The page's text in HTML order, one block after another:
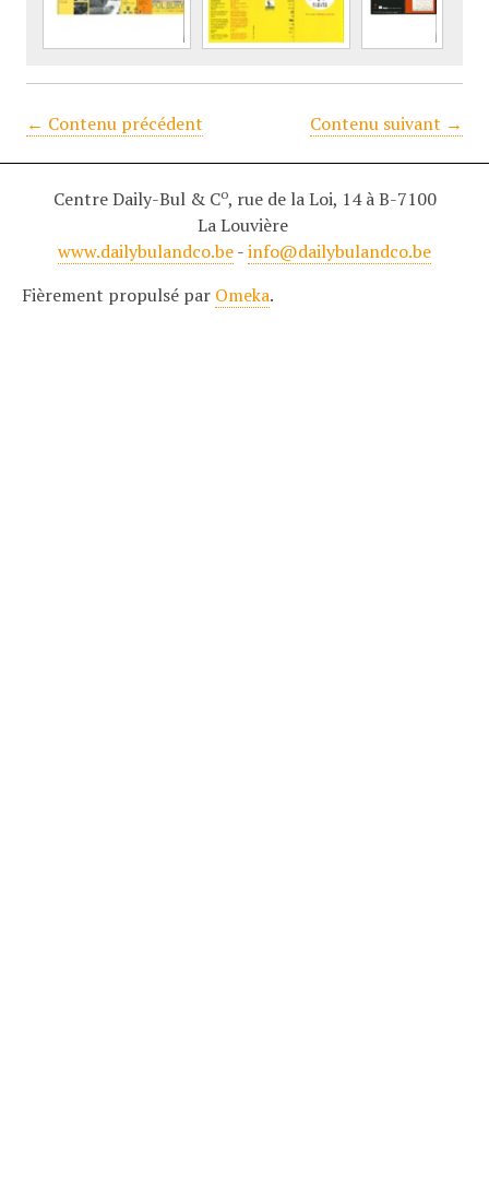
← Contenu précédent Contenu suivant →
Centre Daily-Bul & Co, rue de la Loi, 14 à B-7100
La Louvière
www.dailybulandco.be-info@dailybulandco.be
Fièrement propulsé par Omeka.